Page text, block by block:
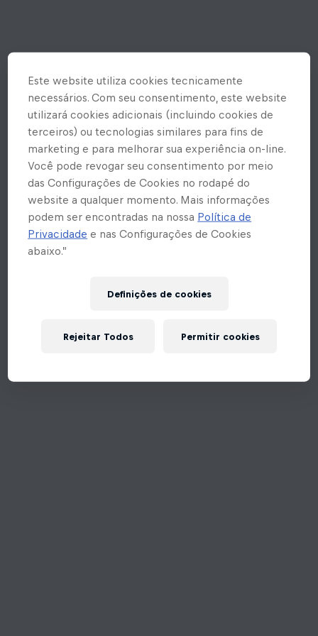
aqui
Este website utiliza cookies tecnicamente
necessários. Com seu consentimento, este website
utilizará cookies adicionais (incluindo cookies de
terceiros) ou tecnologias similares para fins de
marketing e para melhorar sua experiência on-line.
Você pode revogar seu consentimento por meio
das Configurações de Cookies no rodapé do
website a qualquer momento. Mais informações
podem ser encontradas na nossa Política de
Privacidade e nas Configurações de Cookies
abaixo.”
Definições de cookies
Rejeitar Todos Permitir cookies